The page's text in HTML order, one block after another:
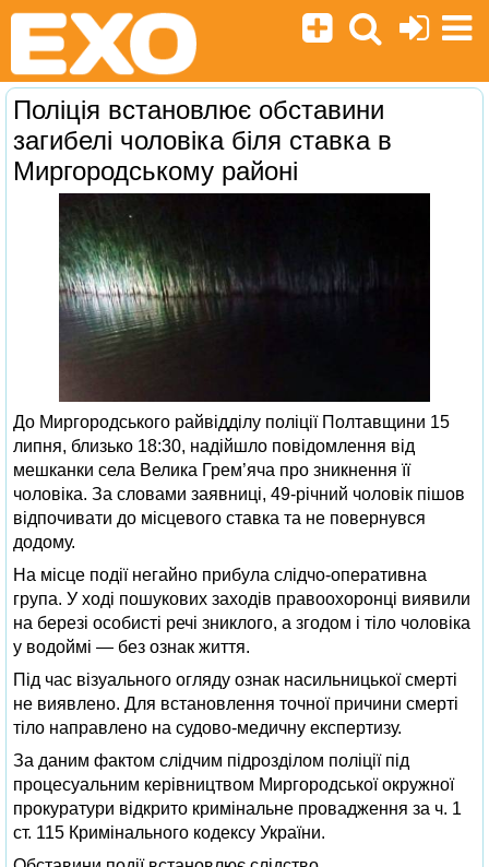
Поліція встановлює обставини
загибелі чоловіка біля ставка в
Миргородському районі
До Миргородського райвідділу поліції Полтавщини 15
липня, близько 18:30, надійшло повідомлення від
мешканки села Велика Грем’яча про зникнення її
чоловіка. За словами заявниці, 49-річний чоловік пішов
відпочивати до місцевого ставка та не повернувся
додому.
На місце події негайно прибула слідчо-оперативна
група. У ході пошукових заходів правоохоронці виявили
на березі особисті речі зниклого, а згодом і тіло чоловіка
у водоймі — без ознак життя.
Під час візуального огляду ознак насильницької смерті
не виявлено. Для встановлення точної причини смерті
тіло направлено на судово-медичну експертизу.
За даним фактом слідчим підрозділом поліції під
процесуальним керівництвом Миргородської окружної
прокуратури відкрито кримінальне провадження за ч. 1
ст. 115 Кримінального кодексу України.